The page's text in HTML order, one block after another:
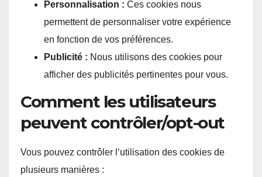
Personnalisation : Ces cookies nous
permettent de personnaliser votre expérience
en fonction de vos préférences.
Publicité : Nous utilisons des cookies pour
afficher des publicités pertinentes pour vous.
Comment les utilisateurs
peuvent contrôler/opt-out
Vous pouvez contrôler l’utilisation des cookies de
plusieurs manières :